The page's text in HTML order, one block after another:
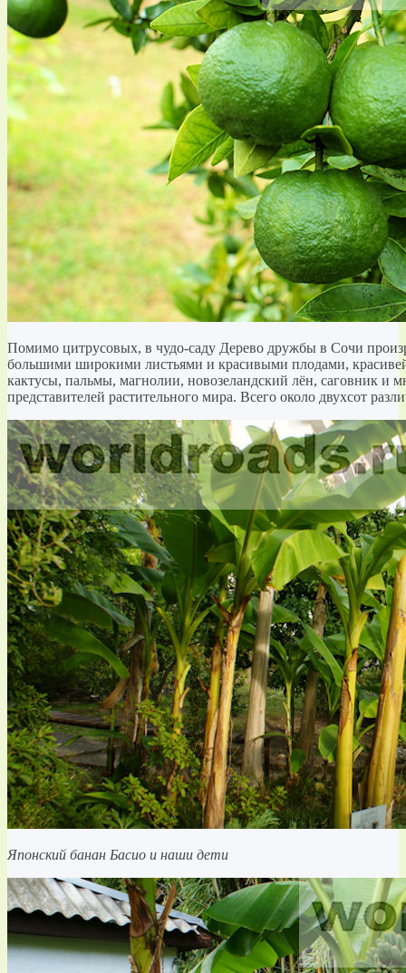
Помимо цитрусовых, в чудо-саду Дерево дружбы в Сочи
большими широкими листьями и красивыми плодами,
кактусы, пальмы, магнолии, новозеландский лён, саговник и
представителей растительного мира. Всего около двухсот
Японский банан Басио и наши дети